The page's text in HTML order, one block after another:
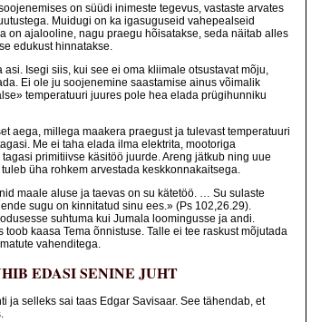
on süüdi inimeste tegevus, vastaste arvates
Muidugi on ka igasuguseid vahepealseid
on ajalooline, nagu praegu hõisatakse, seda näitab alles
edukust hinnatakse.
Isegi siis, kui see ei oma kliimale otsustavat mõju,
Ei ole ju soojenemine saastamise ainus võimalik
temperatuuri juures pole hea elada prügihunniku
aega, millega maakera praegust ja tulevast temperatuuri
Me ei taha elada ilma elektrita, mootoriga
primitiivse käsitöö juurde. Areng jätkub ning uue
üha rohkem arvestada keskkonnakaitsega.
maale aluse ja taevas on su kätetöö. … Su sulaste
sugu on kinnitatud sinu ees.» (Ps 102,26.29).
suhtuma kui Jumala loomingusse ja andi.
kaasa Tema õnnistuse. Talle ei tee raskust mõjutada
vahenditega.
EDASI SENINE JUHT
ja selleks sai taas Edgar Savisaar. See tähendab, et